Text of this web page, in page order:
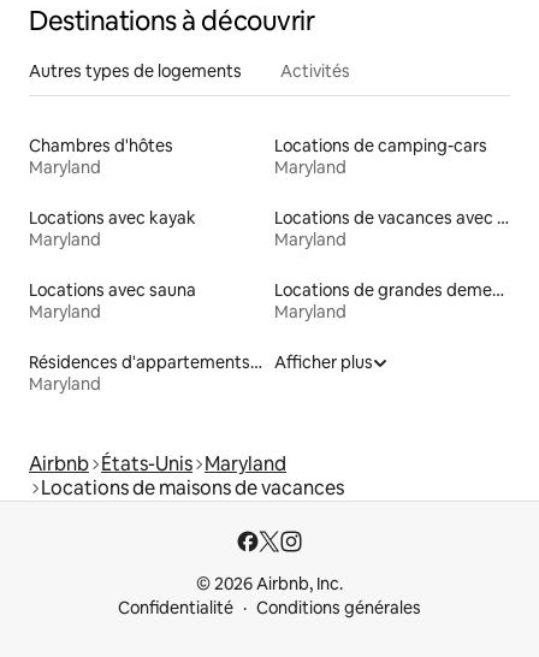
Destinations à découvrir
Autres types de logements Activités
Chambres d'hôtes
Maryland
Locations de camping-cars
Maryland
Locations avec kayak
Maryland
Locations de vacances avec piscine
Maryland
Locations avec sauna
Maryland
Locations de grandes demeures
Maryland
Résidences d'appartements en location
Maryland
Afficher plus
Airbnb États-Unis Maryland
Locations de maisons de vacances
© 2026 Airbnb, Inc.
Confidentialité
Conditions générales